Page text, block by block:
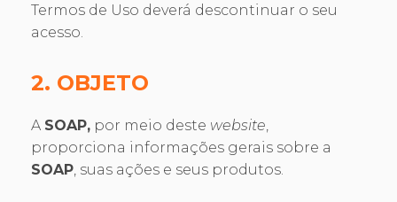
Termos de Uso deverá descontinuar o seu
acesso.
2. OBJETO
A SOAP, por meio deste website,
proporciona informações gerais sobre a
SOAP, suas ações e seus produtos.